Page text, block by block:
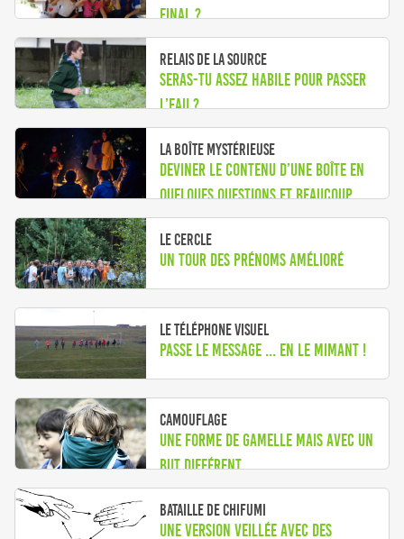
final ?
Relais de la source
Seras-tu assez habile pour passer
l’eau ?
La boîte mystérieuse
Deviner le contenu d’une boîte en
quelques questions et beaucoup
d’imagination.
Le Cercle
Un tour des prénoms amélioré
Le téléphone visuel
Passe le message ... en le mimant !
Camouflage
Une forme de gamelle mais avec un
but différent
Bataille de Chifumi
Une version veillée avec des